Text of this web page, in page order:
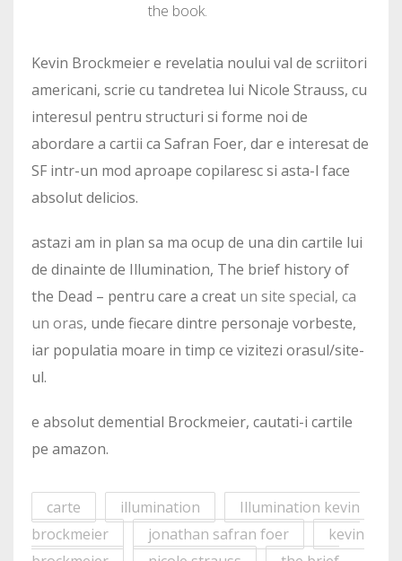
the book.
Kevin Brockmeier e revelatia noului val de scriitori
americani, scrie cu tandretea lui Nicole Strauss, cu
interesul pentru structuri si forme noi de
abordare a cartii ca Safran Foer, dar e interesat de
SF intr-un mod aproape copilaresc si asta-l face
absolut delicios.
astazi am in plan sa ma ocup de una din cartile lui
de dinainte de Illumination, The brief history of
the Dead – pentru care a creat un site special, ca
un oras, unde fiecare dintre personaje vorbeste,
iar populatia moare in timp ce vizitezi orasul/site-
ul.
e absolut demential Brockmeier, cautati-i cartile
pe amazon.
carte illumination
Illumination kevin
brockmeier
jonathan safran foer
kevin